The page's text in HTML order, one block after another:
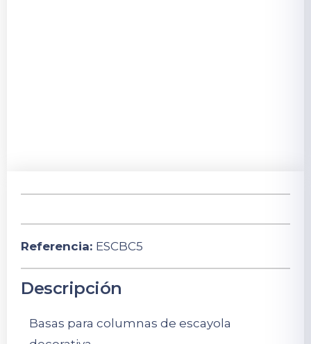
Referencia: ESCBC5
Descripción
Basas para columnas de escayola